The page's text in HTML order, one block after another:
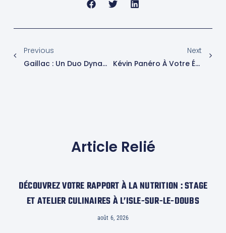
Previous
Gaillac : Un Duo Dynamique Forme Les Bénévoles Aux Secrets De La Nutrition
Next
Kévin Panéro À Votre Écoute : Les Essentiels Du Brossage Et De La Nutrition Pour Des Dents En Pleine Santé !
Article Relié
DÉCOUVREZ VOTRE RAPPORT À LA NUTRITION : STAGE
ET ATELIER CULINAIRES À L’ISLE-SUR-LE-DOUBS
août 6, 2026